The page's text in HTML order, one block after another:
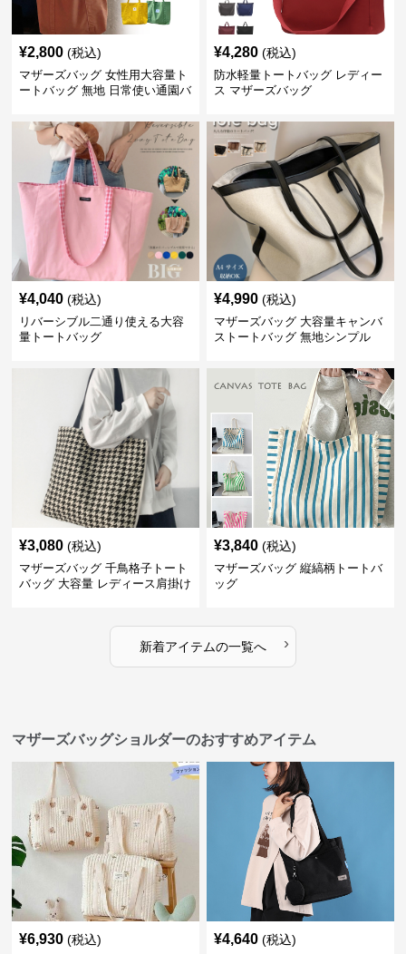
¥2,800 (税込)
マザーズバッグ 女性用大容量ト
ートバッグ 無地 日常使い通園バ
¥4,280 (税込)
防水軽量トートバッグ レディー
ス マザーズバッグ
¥4,040 (税込)
リバーシブル二通り使える大容
量トートバッグ
¥4,990 (税込)
マザーズバッグ 大容量キャンバ
ストートバッグ 無地シンプル
¥3,080 (税込)
マザーズバッグ 千鳥格子トート
バッグ 大容量 レディース肩掛け
¥3,840 (税込)
マザーズバッグ 縦縞柄トートバ
ッグ
新着アイテムの一覧へ ›
マザーズバッグショルダーのおすすめアイテム
¥6,930 (税込) ¥4,640 (税込)